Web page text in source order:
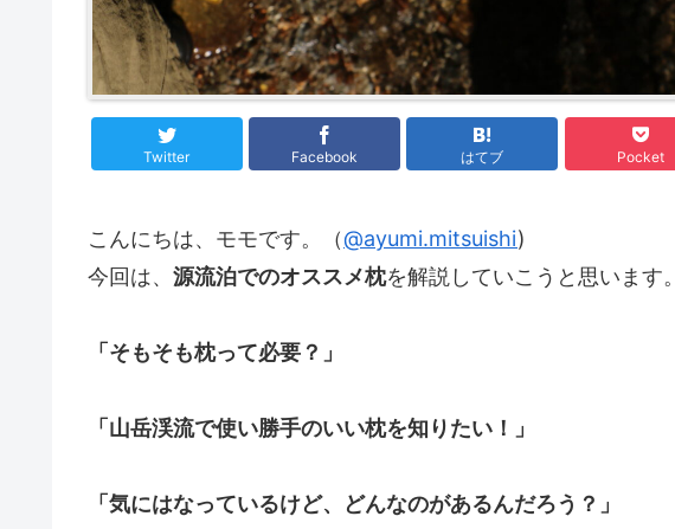
Twitter Facebook はてブ Pocket
こんにちは、モモです。（@ayumi.mitsuishi)
今回は、 源流泊でのオススメ枕を解説していこうと思います。
「そもそも枕って必要？」
「山岳渓流で使い勝手のいい枕を知りたい！」
「気にはなっているけど、どんなのがあるんだろう？」